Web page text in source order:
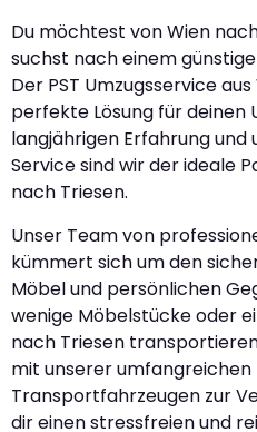
Du möchtest von Wien
suchst nach einem
Der PST Umzugsservice
perfekte Lösung für deinen
langjährigen Erfahrung
Service sind wir der ideale
nach Triesen.
Unser Team von
kümmert sich um den
Möbel und persönlichen
wenige Möbelstücke oder
nach Triesen
mit unserer
Transportfahrzeugen zur
dir einen stressfreien und